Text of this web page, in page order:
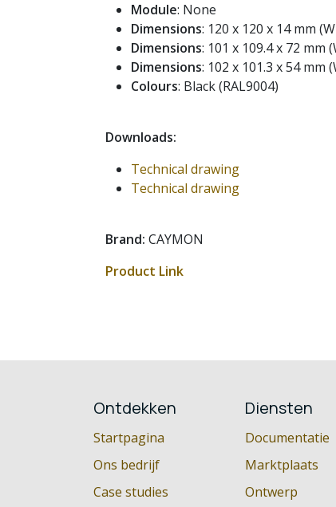
Module: None
Dimensions: 120 x 120 x 14 mm
Dimensions: 101 x 109.4 x 72 mm
Dimensions: 102 x 101.3 x 54 mm
Colours: Black (RAL9004)
Downloads:
Technical drawing
Technical drawing
Brand: CAYMON
Product Link
Ontdekken
Startpagina
Ons bedrijf
Case studies
Diensten
Documentatie
Marktplaats
Ontwerp